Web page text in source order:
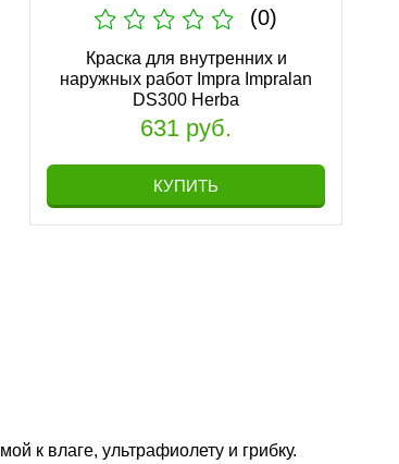
(0)
Краска для внутренних и
наружных работ Impra Impralan
DS300 Herba
631 руб.
КУПИТЬ
к влаге, ультрафиолету и грибку.